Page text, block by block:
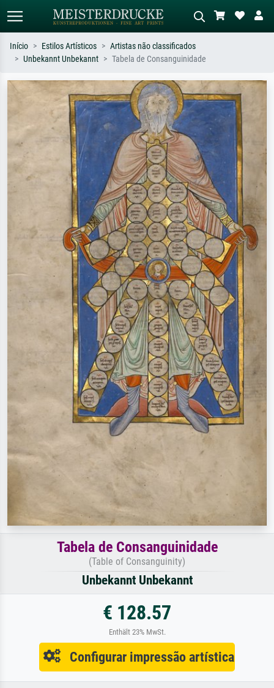
Pesquise por artista, título ou estilo –
ex: Monet, Noite Estrelada,
impressionismo, onda de Hokusai, nu.
Descreva a cena – ex: prado verde,
abstrato com muito vermelho, pintura
a óleo escura, nu em pé ao lado de
uma árvore.
Início Estilos Artísticos
Artistas não classificados
Unbekannt Unbekannt
Tabela de Consanguinidade
Tabela de Consanguinidade
(Table of Consanguinity)
Unbekannt Unbekannt
€ 128.57
Enthält 23% MwSt.
Configurar impressão artística